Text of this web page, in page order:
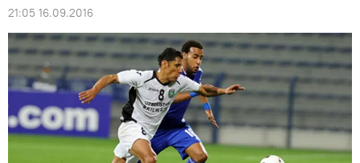
21:05 16.09.2016